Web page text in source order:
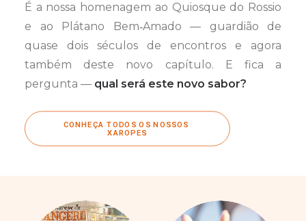
É a nossa homenagem ao Quiosque do Rossio
e ao Plátano Bem‑Amado — guardião de
quase dois séculos de encontros e agora
também deste novo capítulo. E fica a
pergunta — qual será este novo sabor?
CONHEÇA TODOS OS NOSSOS
XAROPES